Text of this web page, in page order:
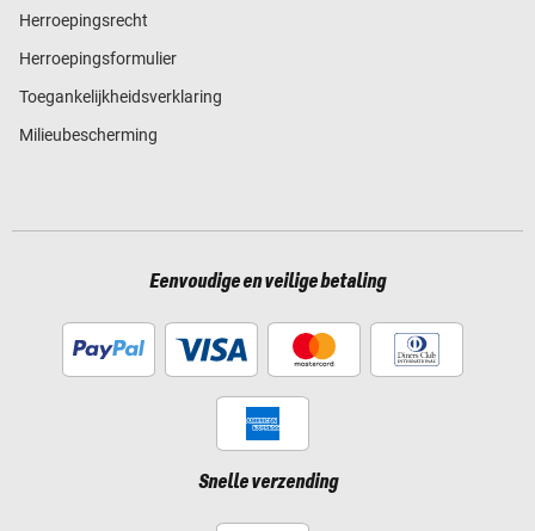
Herroepingsrecht
Herroepingsformulier
Toegankelijkheidsverklaring
Milieubescherming
Eenvoudige en veilige betaling
Snelle verzending